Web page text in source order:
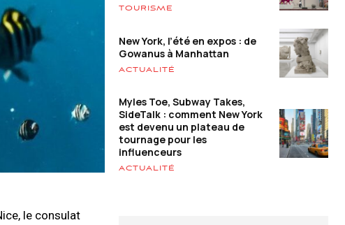
le consulat
TOURISME
New York, l’été en expos : de
Gowanus à Manhattan
ACTUALITÉ
Myles Toe, Subway Takes,
SideTalk : comment New York
est devenu un plateau de
tournage pour les
influenceurs
ACTUALITÉ